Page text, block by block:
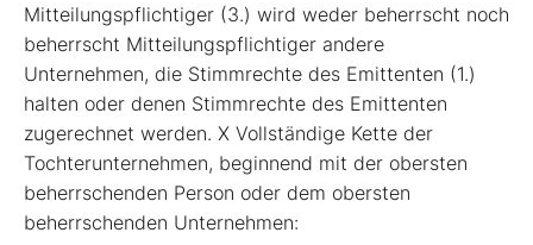
Mitteilungspflichtiger (3.) wird weder beherrscht noch
beherrscht Mitteilungspflichtiger andere
Unternehmen, die Stimmrechte des Emittenten (1.)
halten oder denen Stimmrechte des Emittenten
zugerechnet werden. X Vollständige Kette der
Tochterunternehmen, beginnend mit der obersten
beherrschenden Person oder dem obersten
beherrschenden Unternehmen: